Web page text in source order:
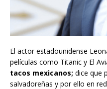
El actor estadounidense
películas como Titanic y El
tacos mexicanos; dice que
salvadoreñas y por ello en